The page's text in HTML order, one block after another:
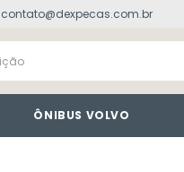
contato@dexpecas.com.br
ÔNIBUS VOLVO